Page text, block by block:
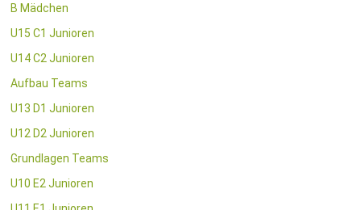
B Mädchen
U15 C1 Junioren
U14 C2 Junioren
Aufbau Teams
U13 D1 Junioren
U12 D2 Junioren
Grundlagen Teams
U10 E2 Junioren